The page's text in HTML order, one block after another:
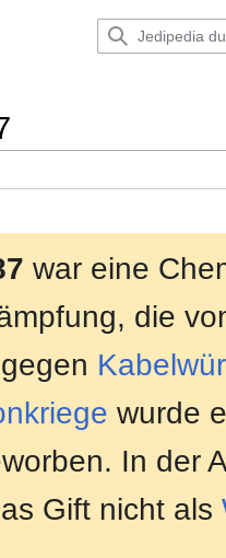
war eine
die
wurde
In der
Gift nicht als